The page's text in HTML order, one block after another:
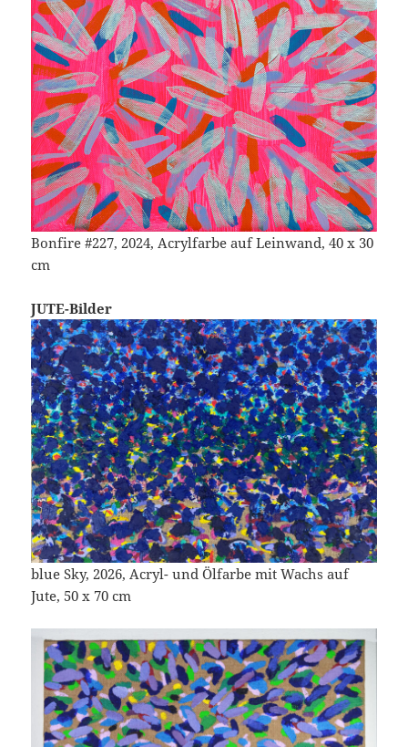
Bonfire #227, 2024, Acrylfarbe auf Leinwand, 40 x 30
cm
JUTE-Bilder
blue Sky, 2026, Acryl- und Ölfarbe mit Wachs auf
Jute, 50 x 70 cm